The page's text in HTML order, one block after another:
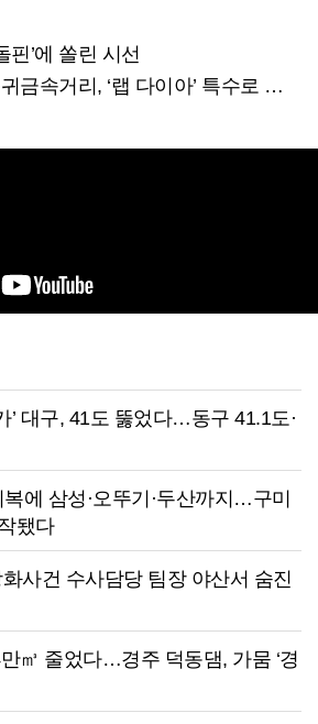
핀’에 쏠린 시선
수로 다시금 활기…“반짝 인기 의존 않는 지속 가능 성장 동력 마련해야”
’ 대구, 41도 뚫었다…동구 41.1도·
에 삼성·오뚜기·두산까지…구미
됐다
사건 수사담당 팀장 야산서 숨진
㎥ 줄었다…경주 덕동댐, 가뭄 ‘경